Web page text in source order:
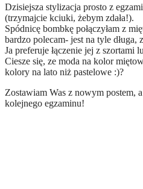
Dzisiejsza stylizacja prosto z
(trzymajcie kciuki, żebym zdała!).
Spódnicę bombkę połączyłam z
bardzo polecam- jest na tyle długa,
Ja preferuje łączenie jej z szortami
Ciesze się, ze moda na kolor
kolory na lato niż pastelowe :)?
Zostawiam Was z nowym postem,
kolejnego egzaminu!